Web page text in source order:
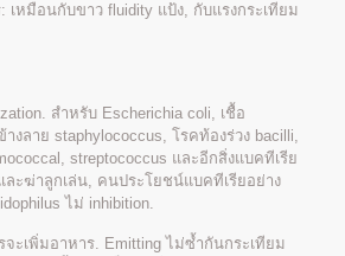
หมือนกับขาว fluidity แป้ง, กับแรงกระเทียม
สำหรับ Escherichia coli, เชื้อ
งลาย staphylococcus, โรคท้องร่วง bacilli,
streptococcus และอีกสิ่งแบคทีเรีย
ละฆ่าลูกเล่น, คนประโยชน์แบคทีเรียอย่าง
ไม่ inhibition.
ะเพิ่มอาหาร. Emitting ไม่ซ้ำกันกระเทียม